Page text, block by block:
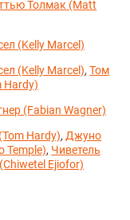
Толмак (Matt
(Kelly Marcel)
(Kelly Marcel),Том
Hardy)
(Fabian Wagner)
Hardy), Джуно
Temple), Чиветель
Ejiofor)